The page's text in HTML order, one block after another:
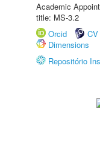
Academic
title: MS-3.2
Orcid
Dimensions
Repositório